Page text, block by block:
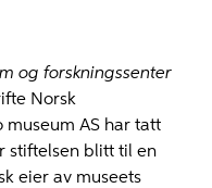
og forskningssenter
Norsk
museum AS har tatt
stiftelsen blitt til en
eier av museets